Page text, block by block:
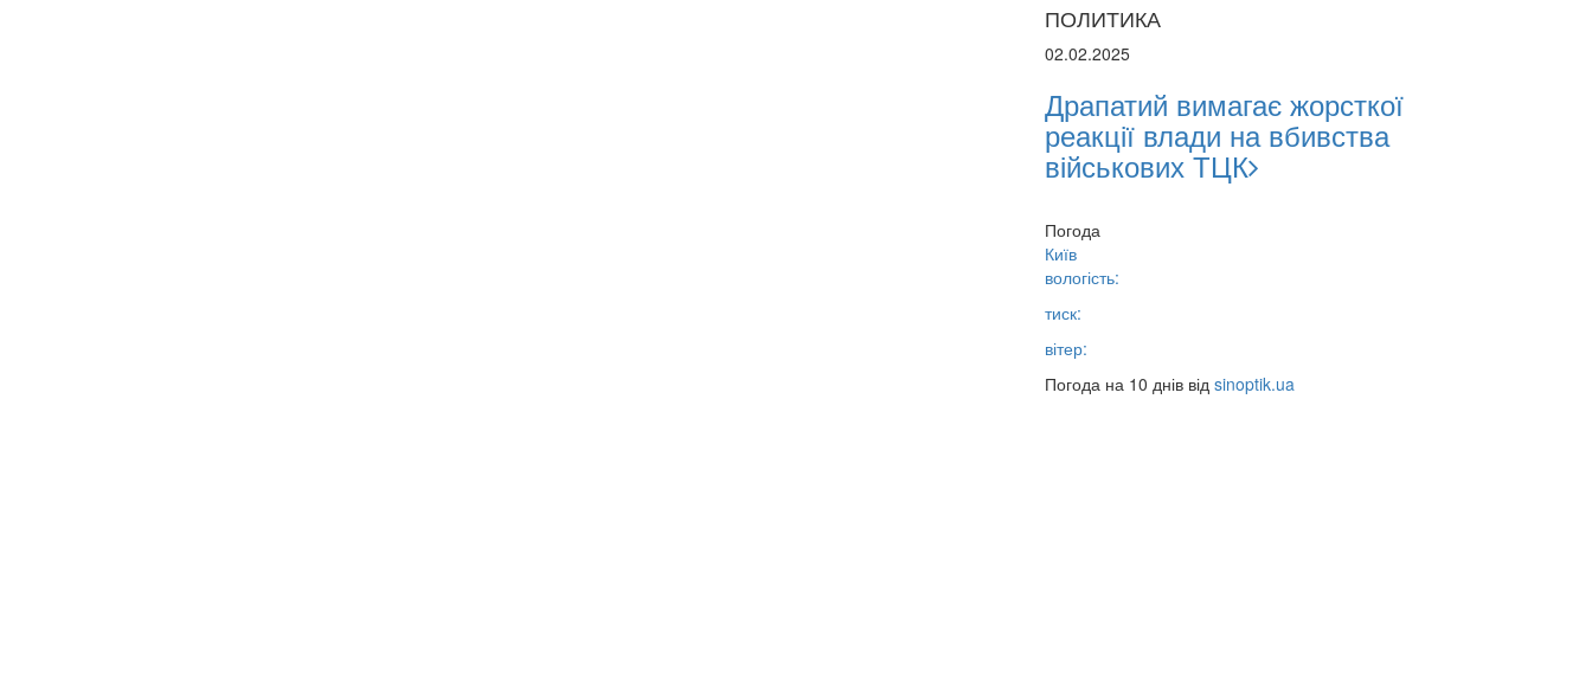
ПОЛИТИКА
02.02.2025
Драпатий вимагає жорсткої
реакції влади на вбивства
військових ТЦК
Погода
Київ
вологість:
тиск:
вітер:
Погода на 10 днів від sinoptik.ua